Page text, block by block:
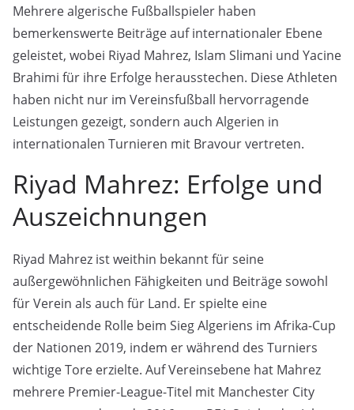
Mehrere algerische Fußballspieler haben
bemerkenswerte Beiträge auf internationaler Ebene
geleistet, wobei Riyad Mahrez, Islam Slimani und Yacine
Brahimi für ihre Erfolge herausstechen. Diese Athleten
haben nicht nur im Vereinsfußball hervorragende
Leistungen gezeigt, sondern auch Algerien in
internationalen Turnieren mit Bravour vertreten.
Riyad Mahrez: Erfolge und
Auszeichnungen
Riyad Mahrez ist weithin bekannt für seine
außergewöhnlichen Fähigkeiten und Beiträge sowohl
für Verein als auch für Land. Er spielte eine
entscheidende Rolle beim Sieg Algeriens im Afrika-Cup
der Nationen 2019, indem er während des Turniers
wichtige Tore erzielte. Auf Vereinsebene hat Mahrez
mehrere Premier-League-Titel mit Manchester City